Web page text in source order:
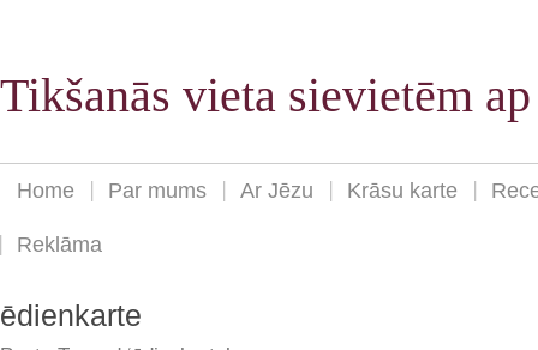
Tikšanās vieta sievietēm
Home Par mums Ar Jēzu Krāsu karte
Reklāma
ēdienkarte